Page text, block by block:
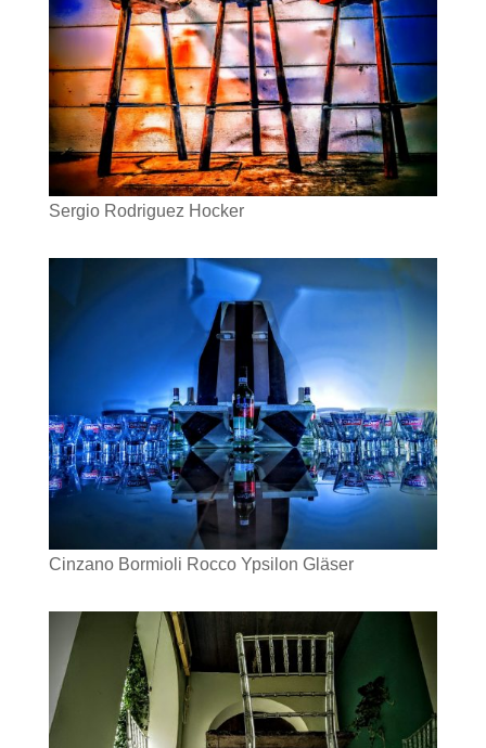
Sergio Rodriguez Hocker
Cinzano Bormioli Rocco Ypsilon Gläser